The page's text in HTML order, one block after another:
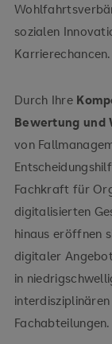
sozialen
Karrierechancen.
Durch Ihre
Bewertung und
von
Fachkraft für
digitalisierten
hinaus eröffnen
digitaler
in
Fachabteilungen.